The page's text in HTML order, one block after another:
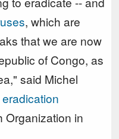
, which are
that we are now
of Congo, as
said Michel
Organization in